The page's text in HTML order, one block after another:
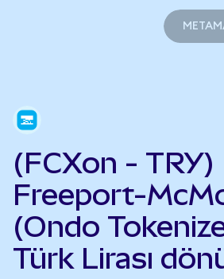
(FCXon - TRY)
Freeport-
(Ondo
Türk Lirası